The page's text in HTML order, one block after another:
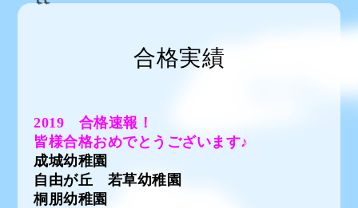
合格実績
2019 合格速報！
皆様合格おめでとうございます♪
成城幼稚園
自由が丘 若草幼稚園
桐朋幼稚園